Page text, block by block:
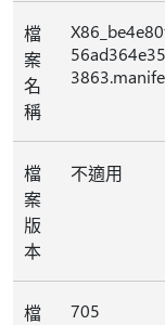
檔
案
名
稱
檔
案
版
本
不適用
檔
705